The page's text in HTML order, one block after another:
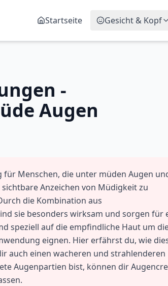
Startseite Gesicht & Kopf
-
Augen
für Menschen, die unter müden Augen
Anzeichen von Müdigkeit zu
die Kombination aus
sie besonders wirksam und sorgen für
speziell auf die empfindliche Haut um
eignen. Hier erfährst du, wie
auch einen wacheren und strahlenderen
Augenpartien bist, können dir